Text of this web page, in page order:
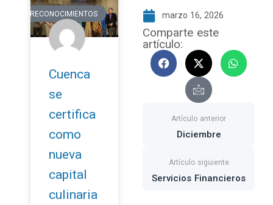
RECONOCIMIENTOS
Cuenca
se
certifica
como
nueva
capital
culinaria
marzo 16, 2026
Comparte este
artículo:
F
a
c
X
-
t
w
i
t
e
W
h
a
I
c
o
n
-
a
i
Diciembre
Servicios Financieros